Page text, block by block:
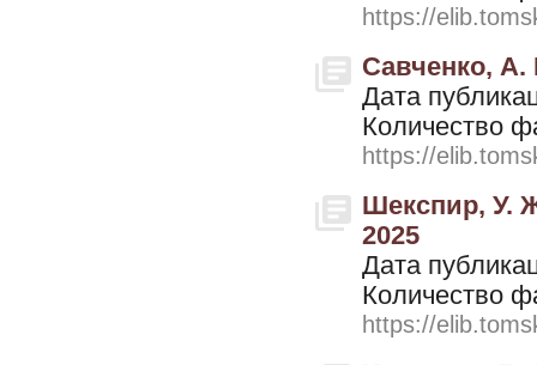
https://
Савченко, А.
Дата
Количество
https://
Шекспир, У.
2025
Дата
Количество
https://